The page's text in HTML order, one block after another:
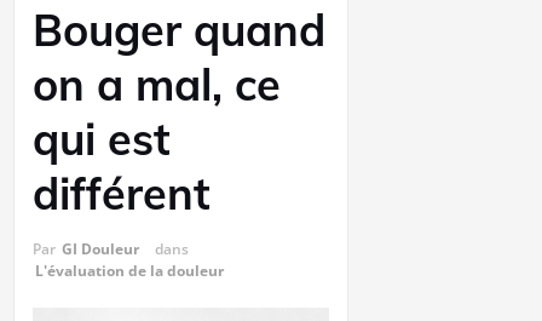
Bouger quand
on a mal, ce
qui est
différent
Par GI Douleur
dans
L'évaluation de la douleur